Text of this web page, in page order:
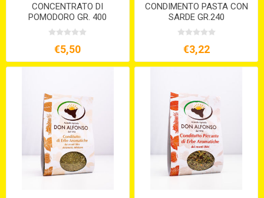
CONCENTRATO DI
POMODORO GR. 400
€5,50
CONDIMENTO PASTA CON
SARDE GR.240
€3,22